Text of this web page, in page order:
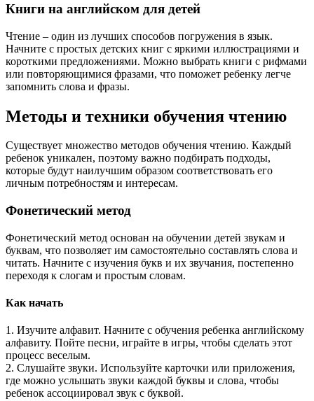
Книги на английском для детей
Чтение – один из лучших способов погружения в язык.
Начните с простых детских книг с яркими иллюстрациями и
короткими предложениями. Можно выбрать книги с рифмами
или повторяющимися фразами, что поможет ребенку легче
запомнить слова и фразы.
Методы и техники обучения чтению
Существует множество методов обучения чтению. Каждый
ребенок уникален, поэтому важно подбирать подходы,
которые будут наилучшим образом соответствовать его
личным потребностям и интересам.
Фонетический метод
Фонетический метод основан на обучении детей звукам и
буквам, что позволяет им самостоятельно составлять слова и
читать. Начните с изучения букв и их звучания, постепенно
переходя к слогам и простым словам.
Как начать
1. Изучите алфавит. Начните с обучения ребенка английскому
алфавиту. Пойте песни, играйте в игры, чтобы сделать этот
процесс веселым.
2. Слушайте звуки. Используйте карточки или приложения,
где можно услышать звуки каждой буквы и слова, чтобы
ребенок ассоциировал звук с буквой.